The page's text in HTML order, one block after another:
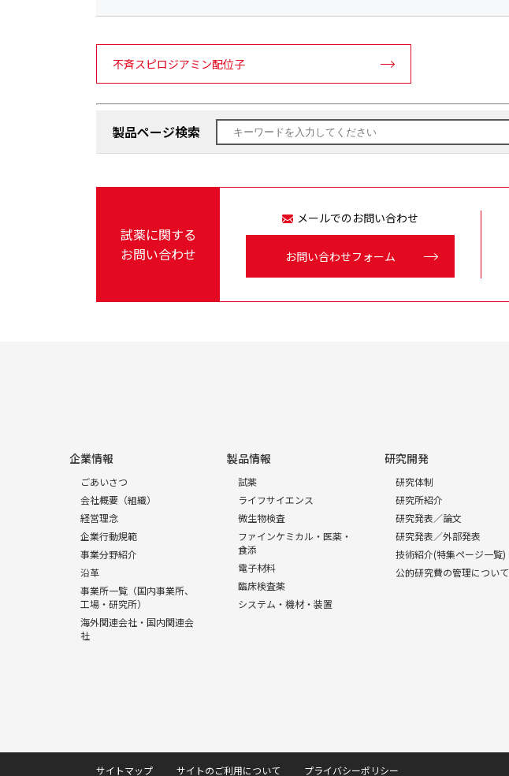
不斉スピロジアミン配位子
製品ページ検索
試薬に関する
お問い合わせ
メールでのお問い合わせ
お問い合わせフォーム
企業情報
ごあいさつ
会社概要（組織）
経営理念
企業行動規範
事業分野紹介
沿革
事業所一覧（国内事業所、
工場・研究所）
海外関連会社・国内関連会
社
製品情報
試薬
ライフサイエンス
微生物検査
ファインケミカル・医薬・
食添
電子材料
臨床検査薬
システム・機材・装置
研究開発
研究体制
研究所紹介
研究発表／論文
研究発表／外部発表
技術紹介(特集ページ一覧)
公的研究費の管理について
サイトマップ サイトのご利用について プライバシーポリシー